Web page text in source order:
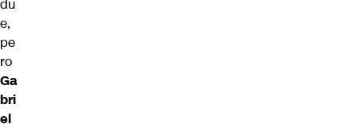
du
e,
pe
ro
Ga
bri
el